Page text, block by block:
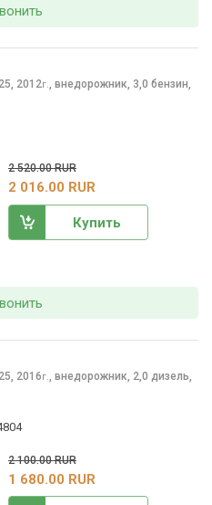
2012г., внедорожник, 3,0 бензин,
2 520.00 RUR
2 016.00 RUR
Купить
2016г., внедорожник, 2,0 дизель,
2 100.00 RUR
1 680.00 RUR